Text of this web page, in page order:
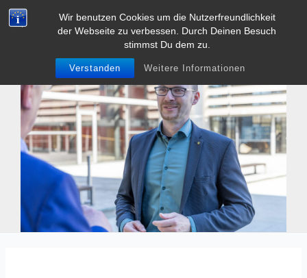
Wir benutzen Cookies um die Nutzerfreundlichkeit
der Webseite zu verbessen. Durch Deinen Besuch
stimmst Du dem zu.
Verstanden Weitere Informationen
Zum
Inhalt
Tobias Heller
Main